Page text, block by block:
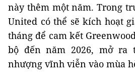
này thêm một năm. Trong
United có thể sẽ kích hoạt
tháng để cam kết
bộ đến năm 2026, mở ra
nhượng vĩnh viễn vào mùa